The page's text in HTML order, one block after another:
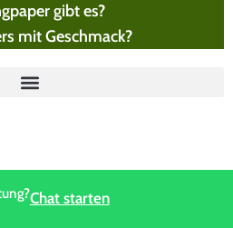
gibt es?
mit Geschmack?
Chat starten